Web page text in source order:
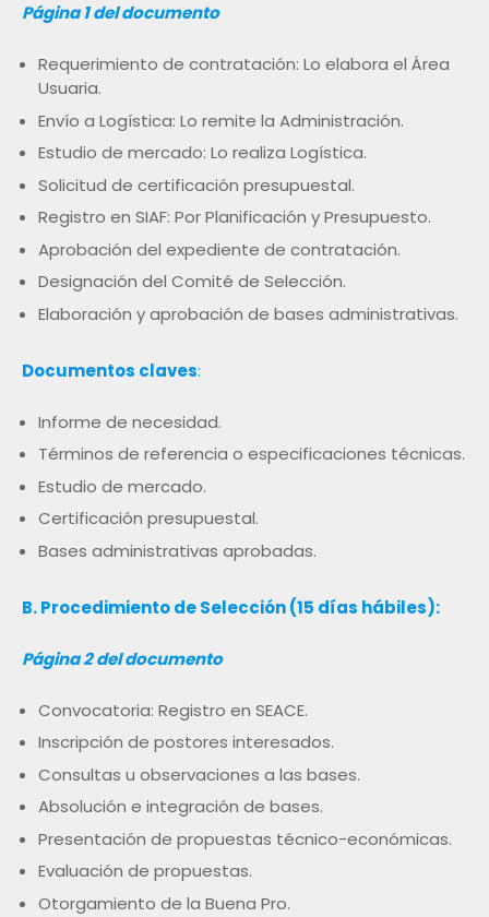
Página 1 del documento
Requerimiento de contratación: Lo elabora el Área
Usuaria.
Envío a Logística: Lo remite la Administración.
Estudio de mercado: Lo realiza Logística.
Solicitud de certificación presupuestal.
Registro en SIAF: Por Planificación y Presupuesto.
Aprobación del expediente de contratación.
Designación del Comité de Selección.
Elaboración y aprobación de bases administrativas.
Documentos claves:
Informe de necesidad.
Términos de referencia o especificaciones técnicas.
Estudio de mercado.
Certificación presupuestal.
Bases administrativas aprobadas.
B. Procedimiento de Selección (15 días hábiles):
Página 2 del documento
Convocatoria: Registro en SEACE.
Inscripción de postores interesados.
Consultas u observaciones a las bases.
Absolución e integración de bases.
Presentación de propuestas técnico-económicas.
Evaluación de propuestas.
Otorgamiento de la Buena Pro.